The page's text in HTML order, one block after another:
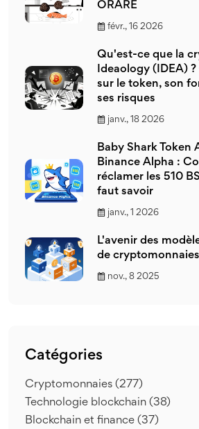
ORARE
févr., 16 2026
Qu'est-ce que la
Ideaology (IDEA)
sur le token, son
ses risques
janv., 18 2026
Baby Shark Token
Binance Alpha :
réclamer les 510
faut savoir
janv., 1 2026
L'avenir des
de
nov., 8 2025
Catégories
Cryptomonnaies (277)
Technologie blockchain (38)
Blockchain et finance (37)